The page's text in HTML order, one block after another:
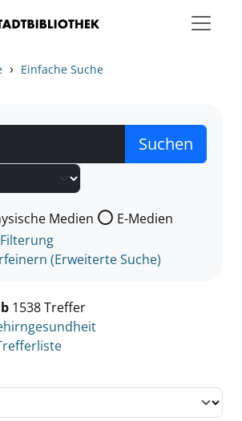
› Einfache Suche
Medienart nach der Sie suchen wollen.
Medien
E-Medien
(Erweiterte Suche)
1538 Treffer